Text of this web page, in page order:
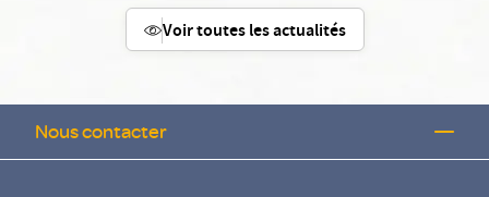
Voir toutes les actualités
Nous contacter